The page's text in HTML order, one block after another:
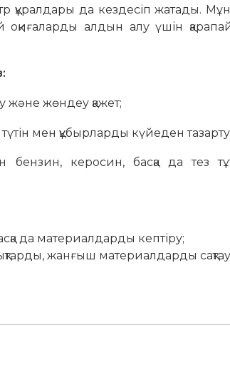
құралдары да кездесіп жатады.
оқиғаларды алдын алу үшін
жөндеу қажет;
мен құбырларды күйеден тазарту
керосин, басқа да тез
да материалдарды кептіру;
жанғыш материалдарды